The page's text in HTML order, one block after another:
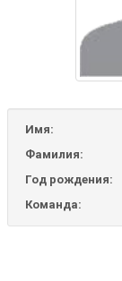
Имя:
Фамилия:
Год рождения:
Команда: